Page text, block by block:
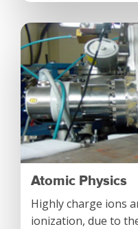
Atomic Physics
Highly charge ions
ionization, due to